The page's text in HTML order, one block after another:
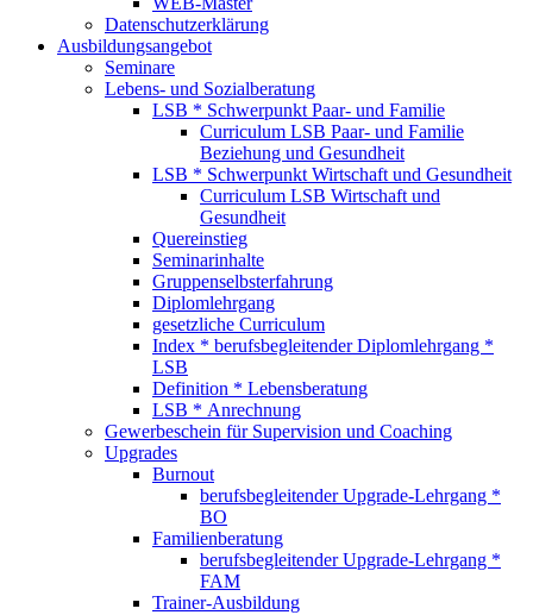
Datenschutzerklärung
Ausbildungsangebot
Seminare
Lebens- und Sozialberatung
LSB * Schwerpunkt Paar- und Familie
Curriculum LSB Paar- und Familie
Beziehung und Gesundheit
LSB * Schwerpunkt Wirtschaft und Gesundheit
Curriculum LSB Wirtschaft und
Gesundheit
Quereinstieg
Seminarinhalte
Gruppenselbsterfahrung
Diplomlehrgang
gesetzliche Curriculum
Index * berufsbegleitender Diplomlehrgang *
LSB
Definition * Lebensberatung
LSB * Anrechnung
Gewerbeschein für Supervision und Coaching
Upgrades
Burnout
berufsbegleitender Upgrade-Lehrgang *
BO
Familienberatung
berufsbegleitender Upgrade-Lehrgang *
FAM
Trainer-Ausbildung